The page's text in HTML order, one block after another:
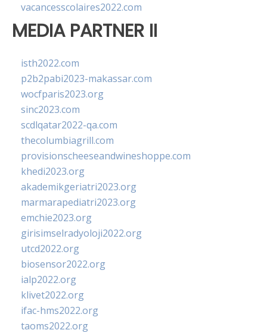
vacancesscolaires2022.com
MEDIA PARTNER II
isth2022.com
p2b2pabi2023-makassar.com
wocfparis2023.org
sinc2023.com
scdlqatar2022-qa.com
thecolumbiagrill.com
provisionscheeseandwineshoppe.com
khedi2023.org
akademikgeriatri2023.org
marmarapediatri2023.org
emchie2023.org
girisimselradyoloji2022.org
utcd2022.org
biosensor2022.org
ialp2022.org
klivet2022.org
ifac-hms2022.org
taoms2022.org